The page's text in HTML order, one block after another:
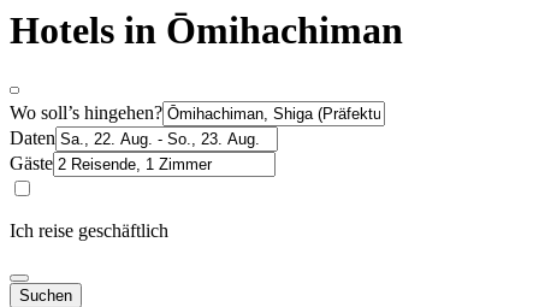
Hotels in Ōmihachiman
Wo soll’s hingehen?
Daten
Gäste
Ich reise geschäftlich
Suchen